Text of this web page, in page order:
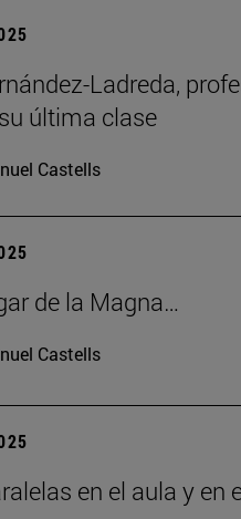
Ladreda,
última clase
Castells
de la Magna…
Castells
en el aula y en